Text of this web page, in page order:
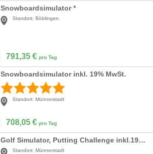
Snowboardsimulator *
Standort: Böblingen
791,35 € pro Tag
Snowboardsimulator inkl. 19% MwSt.
Standort: Münnerstadt
708,05 € pro Tag
Golf Simulator, Putting Challenge inkl.19% MwSt.
Standort: Münnerstadt